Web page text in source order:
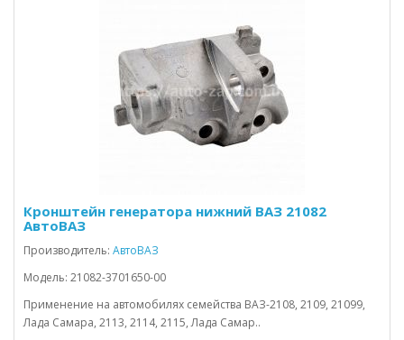
Кронштейн генератора нижний ВАЗ 21082
АвтоВАЗ
Производитель: АвтоВАЗ
Модель: 21082-3701650-00
Применение на автомобилях семейства ВАЗ-2108, 2109, 21099,
Лада Самара, 2113, 2114, 2115, Лада Самар..